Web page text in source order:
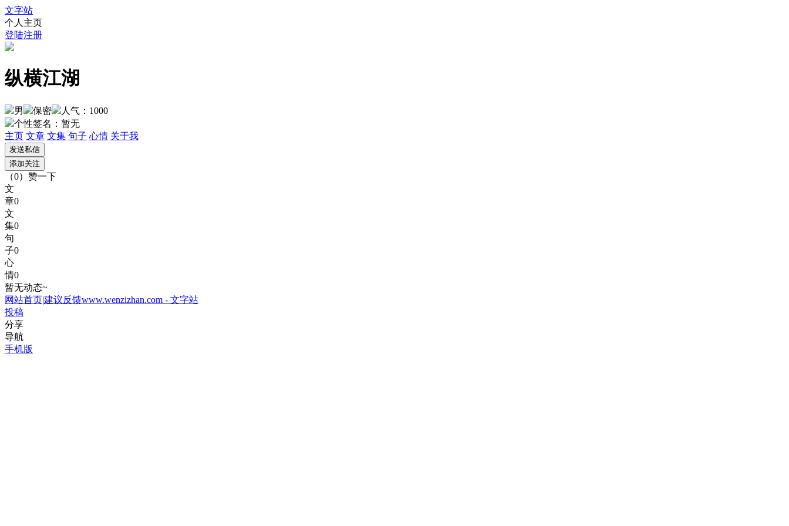
文字站
个人主页
登陆注册
纵横江湖
男 保密
人气：1000
个性签名： 暂无
主页 文章 文集 句子 心情 关于我
（0） 赞一下
文
章0
文
集0
句
子0
心
情0
暂无动态~
网站首页|建议反馈www.wenzizhan.com - 文字站
投稿
分享
导航
手机版